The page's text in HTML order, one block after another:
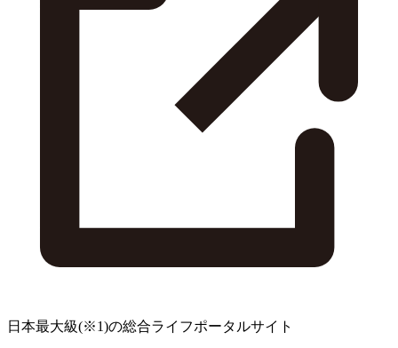
日本最大級(※1)の総合ライフポータルサイト